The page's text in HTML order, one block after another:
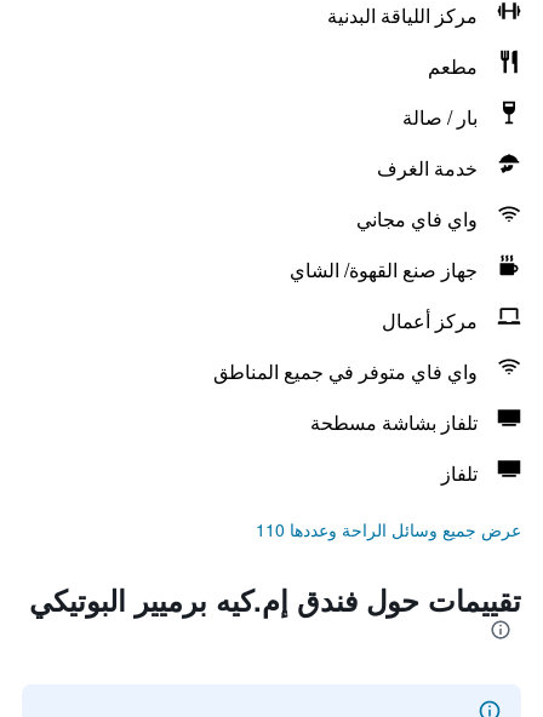
مركز اللياقة البدنية
مطعم
بار / صالة
خدمة الغرف
واي فاي مجاني
جهاز صنع القهوة/ الشاي
مركز أعمال
واي فاي متوفر في جميع المناطق
تلفاز بشاشة مسطحة
تلفاز
عرض جميع وسائل الراحة وعددها 110
تقييمات حول فندق إم.كيه برميير البوتيكي